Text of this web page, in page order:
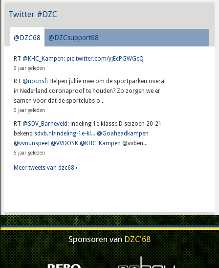
Twitter #DZC
@DZC68 @DZCsupport68
RT@KHC_Kampen:pic.twitter.com/yjEcPGWGcQ
6 jaar geleden
RT@nocnsf: Helpen jullie mee om de sportparken overal
in Nederland coronaproof te houden? Zo zorgen we er
samen voor dat de sportclubs o...
6 jaar geleden
RT@SDV_Barneveld : indeling 1e klasse D seizoen 20-21
bekend sdvb.nl/indeling-1e-kl... @Goaheadkampen
@vvnunspeet @VVDOSK @KHC_Kampen @vvben...
6 jaar geleden
Meer tweets van dzc68 ›
Sponsoren vanDZC'68